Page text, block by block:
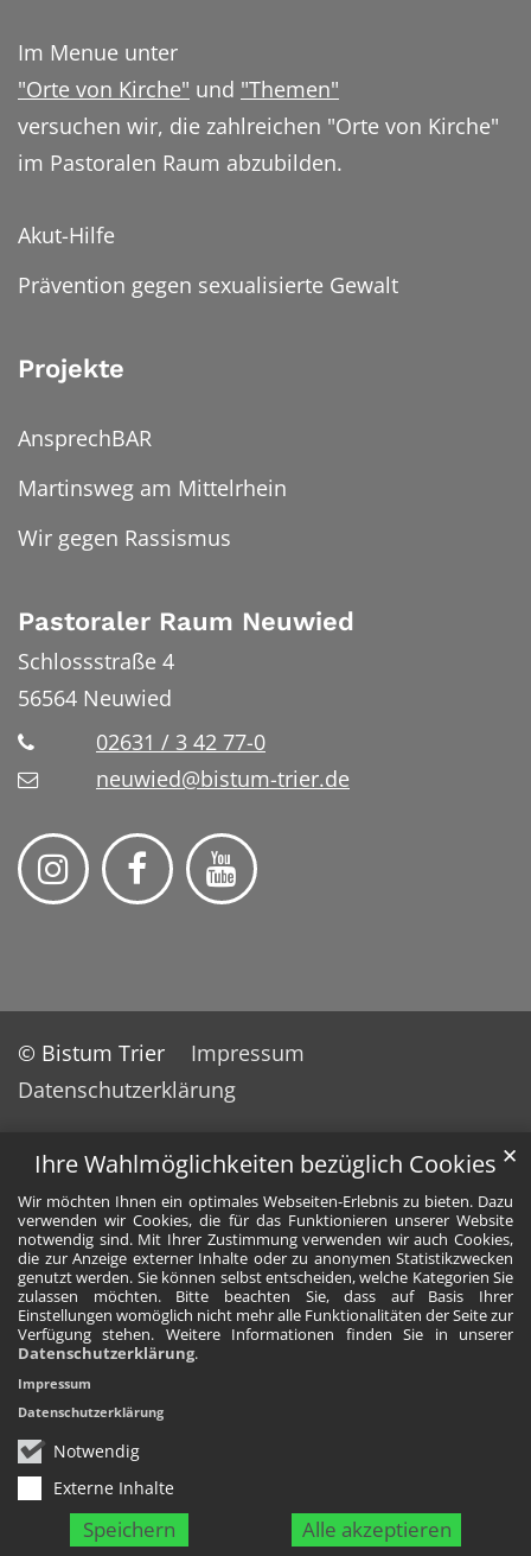
Ihre Wahlmöglichkeiten bezüglich Cookies
Wir möchten Ihnen ein optimales Webseiten-Erlebnis zu bieten. Dazu
verwenden wir Cookies, die für das Funktionieren unserer Website
notwendig sind. Mit Ihrer Zustimmung verwenden wir auch Cookies,
die zur Anzeige externer Inhalte oder zu anonymen Statistikzwecken
genutzt werden. Sie können selbst entscheiden, welche Kategorien Sie
zulassen möchten. Bitte beachten Sie, dass auf Basis Ihrer
Einstellungen womöglich nicht mehr alle Funktionalitäten der Seite zur
Verfügung stehen. Weitere Informationen finden Sie in unserer
Datenschutzerklärung.
Notwendig
Externe Inhalte
Speichern Alle akzeptieren
✕
Impressum
Datenschutzerklärung
Im Menue unter
"Orte von Kirche" und "Themen"
versuchen wir, die zahlreichen "Orte von Kirche"
im Pastoralen Raum abzubilden.
Akut-Hilfe
Prävention gegen sexualisierte Gewalt
Projekte
AnsprechBAR
Martinsweg am Mittelrhein
Wir gegen Rassismus
Pastoraler Raum Neuwied
Schlossstraße 4
56564 Neuwied
02631 / 3 42 77-0
neuwied@bistum-trier.de
© Bistum Trier
Impressum
Datenschutzerklärung